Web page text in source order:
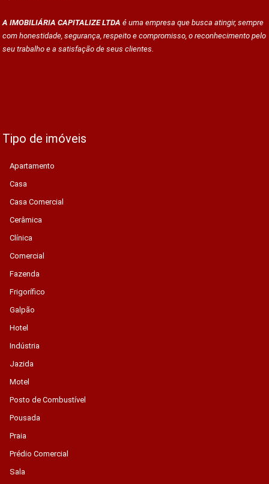
A IMOBILIÁRIA CAPITALIZE LTDA é uma empresa que busca atingir, sempre
com honestidade, segurança, respeito e compromisso, o reconhecimento pelo
seu trabalho e a satisfação de seus clientes.
Tipo de imóveis
Apartamento
Casa
Casa Comercial
Cerâmica
Clínica
Comercial
Fazenda
Frigorífico
Galpão
Hotel
Indústria
Jazida
Motel
Posto de Combustível
Pousada
Praia
Prédio Comercial
Sala